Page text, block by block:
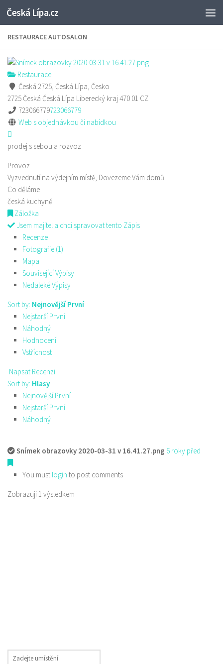
Skip to content
Česká Lípa.cz
RESTAURACE AUTOSALON
Restaurace
Česká 2725, Česká Lípa, Česko
2725 Česká Česká Lípa Liberecký kraj470 01 CZ
723066779723066779
Web s objednávkou či nabídkou
prodej s sebou a rozvoz
Provoz
Vyzvednutí na výdejním místě, Dovezeme Vám domů
Co děláme
česká kuchyně
Záložka
Jsem majitel a chci spravovat tento Zápis
Recenze
Fotografie (1)
Mapa
Související Výpisy
Nedaleké Výpisy
Sort by: Nejnovější První
Nejstarší První
Náhodný
Hodnocení
Vstřícnost
Napsat Recenzi
Sort by: Hlasy
Nejnovější První
Nejstarší První
Náhodný
Snímek obrazovky 2020-03-31 v 16.41.27.png 6 roky před
You must login to post comments
Zobrazuji 1 výsledkem